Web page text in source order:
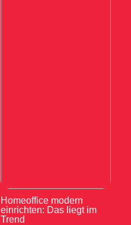
Homeoffice modern
einrichten: Das liegt im
Trend